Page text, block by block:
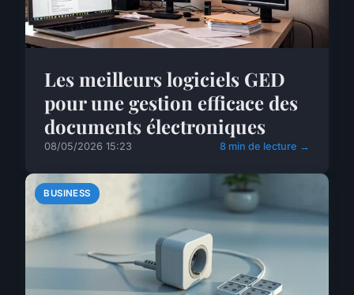
Les meilleurs logiciels GED
pour une gestion efficace des
documents électroniques
08/05/2026 15:23 8 min de lecture →
BUSINESS